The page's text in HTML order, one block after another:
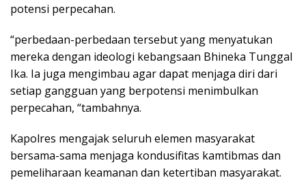
potensi perpecahan.
“perbedaan-perbedaan tersebut yang menyatukan
mereka dengan ideologi kebangsaan Bhineka Tunggal
Ika. Ia juga mengimbau agar dapat menjaga diri dari
setiap gangguan yang berpotensi menimbulkan
perpecahan, “tambahnya.
Kapolres mengajak seluruh elemen masyarakat
bersama-sama menjaga kondusifitas kamtibmas dan
pemeliharaan keamanan dan ketertiban masyarakat.